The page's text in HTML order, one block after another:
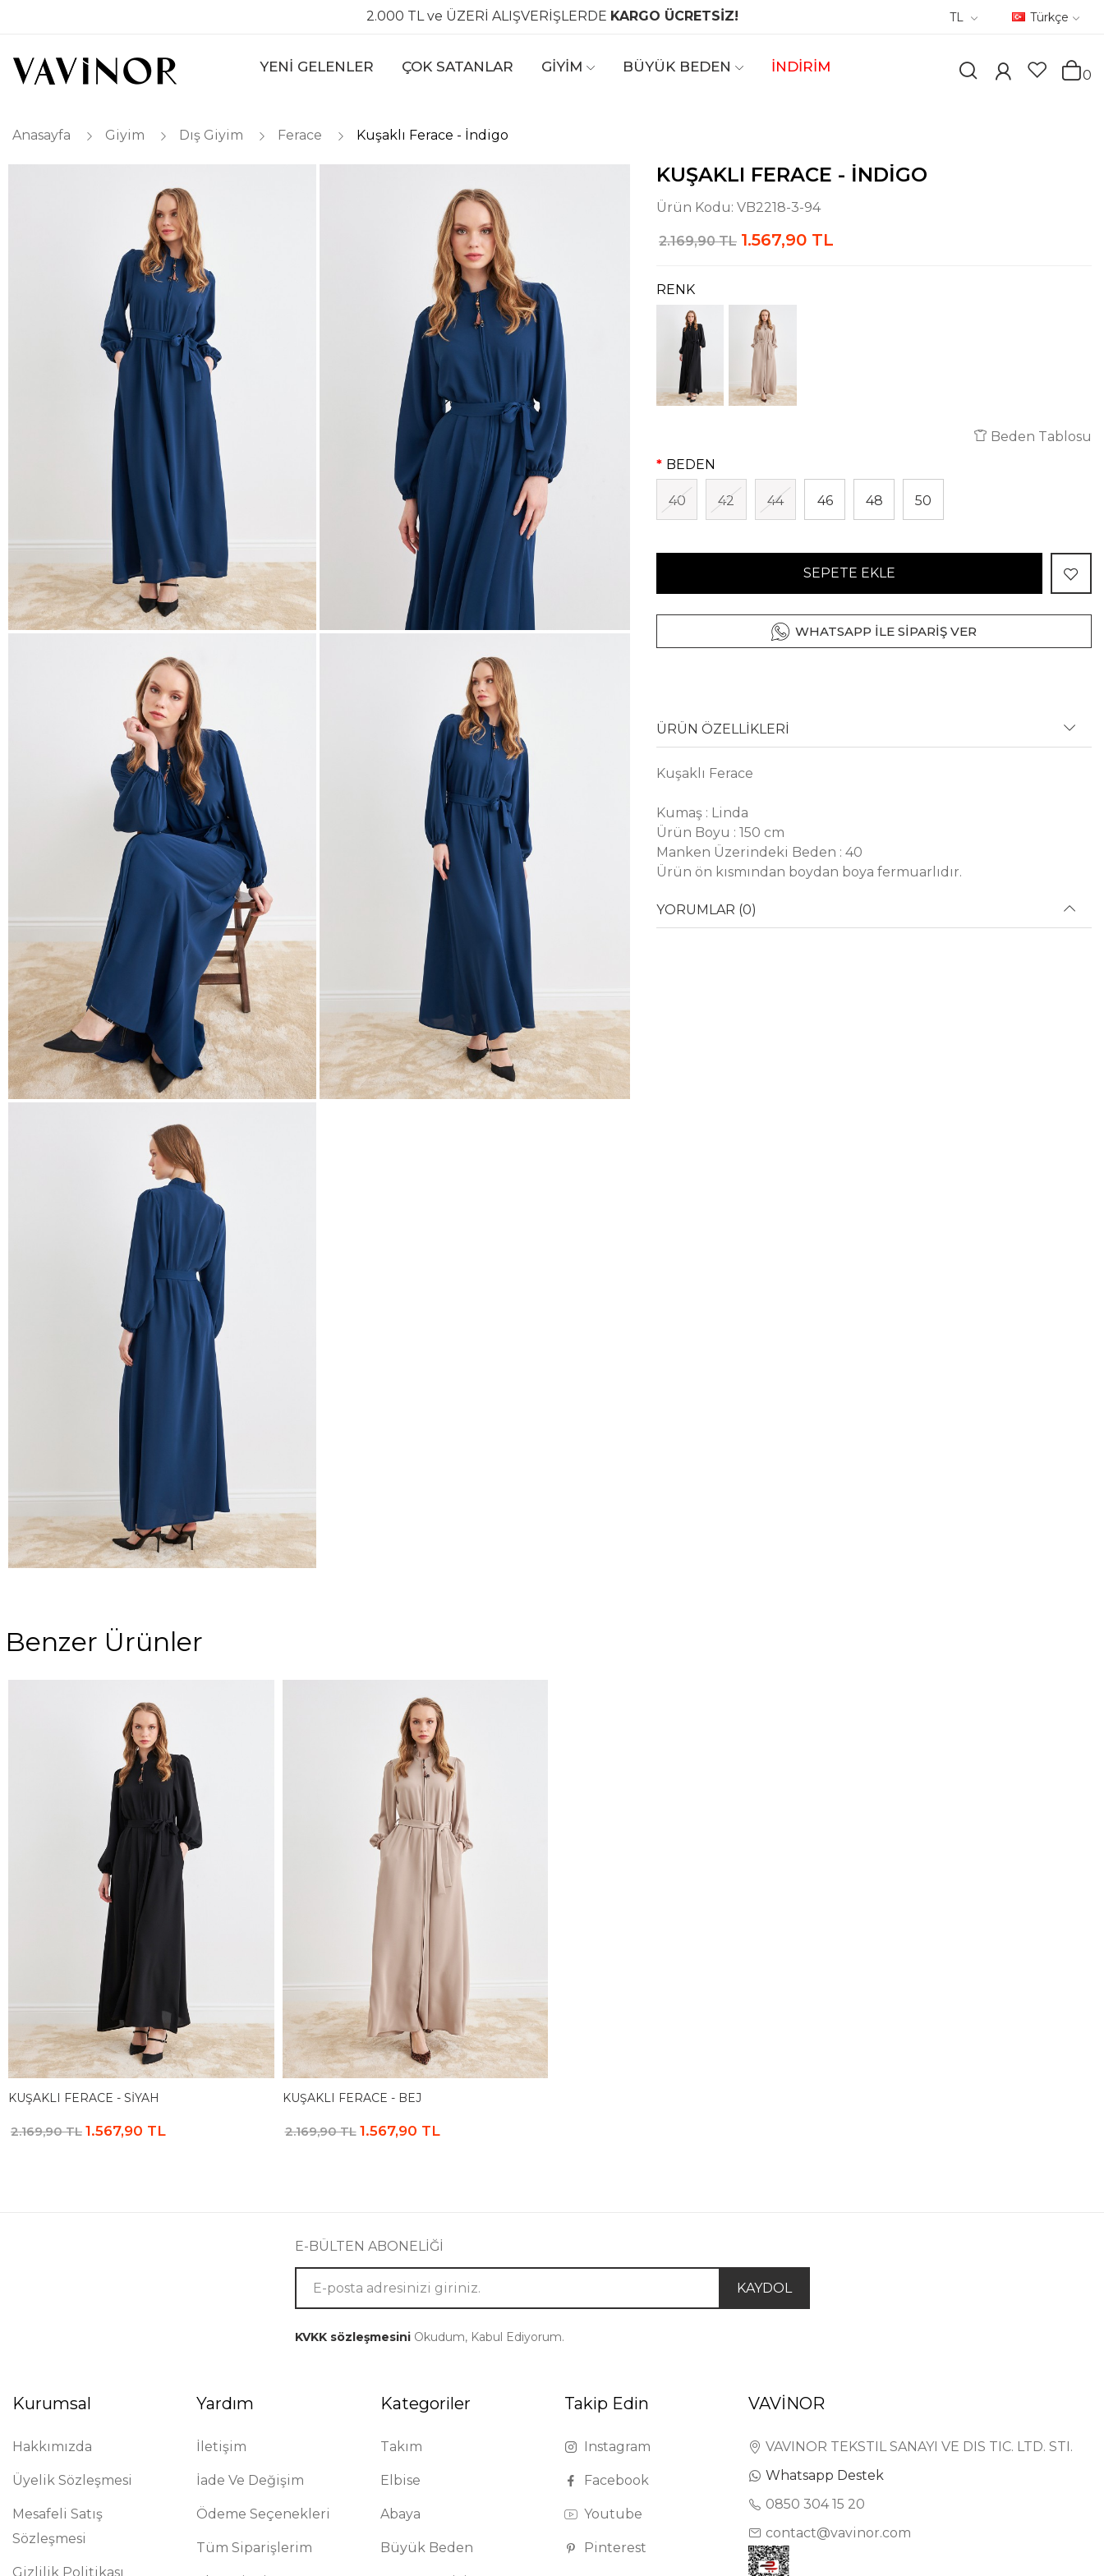
2.000 TL ve ÜZERİ ALIŞVERİŞLERDE KARGO ÜCRETSİZ! TL Türkçe
YENİ GELENLER ÇOK SATANLAR GİYİM BÜYÜK BEDEN İNDİRİM
0
Anasayfa Giyim Dış Giyim Ferace Kuşaklı Ferace - İndigo
KUŞAKLI FERACE - İNDIGO
Ürün Kodu: VB2218-3-94
2.169,90 TL 1.567,90 TL
RENK
Beden Tablosu
BEDEN
40 42 44 46 48 50
SEPETE EKLE
WHATSAPP İLE SİPARİŞ VER
ÜRÜN ÖZELLİKLERİ
Kuşaklı Ferace
Kumaş : Linda
Ürün Boyu : 150 cm
Manken Üzerindeki Beden : 40
Ürün ön kısmından boydan boya fermuarlıdır.
YORUMLAR (0)
Benzer Ürünler
KUŞAKLI FERACE - SIYAH
2.169,90 TL 1.567,90 TL
KUŞAKLI FERACE - BEJ
2.169,90 TL 1.567,90 TL
E-BÜLTEN ABONELİĞİ
KAYDOL
KVKK sözleşmesiniOkudum, Kabul Ediyorum.
Kurumsal
Hakkımızda
Üyelik Sözleşmesi
Mesafeli Satış
Sözleşmesi
Gizlilik Politikası
Yardım
İletişim
İade Ve Değişim
Ödeme Seçenekleri
Tüm Siparişlerim
Kategoriler
Takım
Elbise
Abaya
Büyük Beden
Takip Edin
Instagram
Facebook
Youtube
Pinterest
VAVİNOR
VAVINOR TEKSTIL SANAYI VE DIS TIC. LTD. STI.
Whatsapp Destek
0850 304 15 20
contact@vavinor.com